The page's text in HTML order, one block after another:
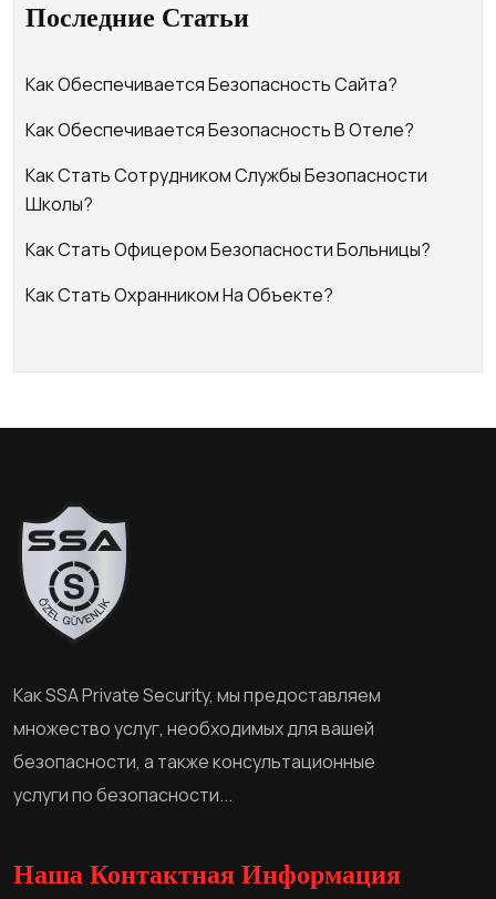
Последние Статьи
Как Обеспечивается Безопасность Сайта?
Как Обеспечивается Безопасность В Отеле?
Как Стать Сотрудником Службы Безопасности
Школы?
Как Стать Офицером Безопасности Больницы?
Как Стать Охранником На Объекте?
Как SSA Private Security, мы предоставляем
множество услуг, необходимых для вашей
безопасности, а также консультационные
услуги по безопасности...
Наша Контактная Информация